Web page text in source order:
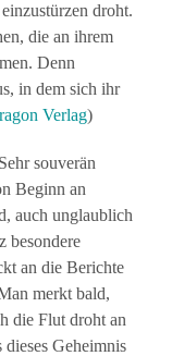
droht.
die an ihrem
Denn
in dem sich ihr
Verlag)
souverän
Beginn an
auch unglaublich
besondere
an die Berichte
merkt bald,
die Flut droht an
Geheimnis